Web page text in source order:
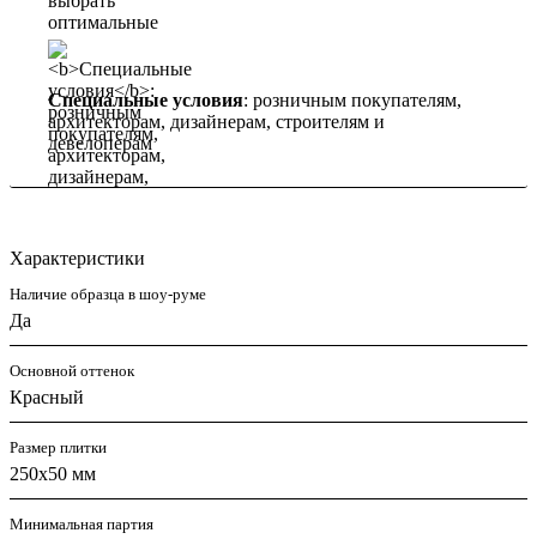
Специальные условия: розничным покупателям,
архитекторам, дизайнерам, строителям и
девелоперам
Характеристики
Наличие образца в шоу-руме
Да
Основной оттенок
Красный
Размер плитки
250х50 мм
Минимальная партия